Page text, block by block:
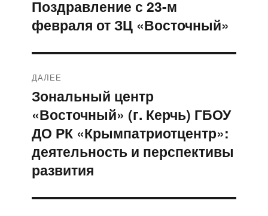
записям
Предыдущая
запись:
Поздравление с 23-м
февраля от ЗЦ «Восточный»
ДАЛЕЕ
Следующая
запись:
Зональный центр
«Восточный» (г. Керчь) ГБОУ
ДО РК «Крымпатриотцентр»:
деятельность и перспективы
развития